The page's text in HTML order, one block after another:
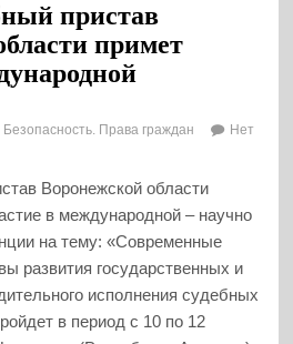
пристав
примет
Безопасность. Права граждан
Нет
Воронежской области
в международной – научно
на тему: «Современные
развития государственных и
исполнения судебных
в период с 10 по 12